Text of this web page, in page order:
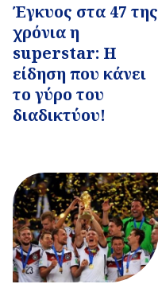
Έγκυος στα 47 της
χρόνια η
superstar: Η
είδηση που κάνει
το γύρο του
διαδικτύου!